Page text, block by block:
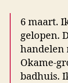
6 maart.
gelopen.
handelen
Okame-
badhuis.